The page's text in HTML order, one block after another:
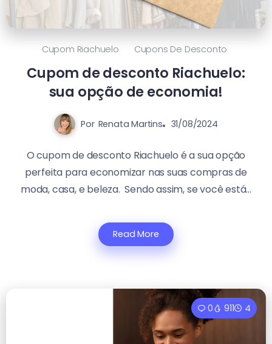
Cupom Riachuelo Cupons De Desconto
Cupom de desconto Riachuelo:
sua opção de economia!
Por Renata Martins 31/08/2024
O cupom de desconto Riachuelo é a sua opção
perfeita para economizar nas suas compras de
moda, casa, e beleza. Sendo assim, se você está...
Read More
0 911 4